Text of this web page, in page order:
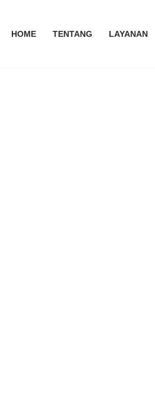
HOME TENTANG LAYANAN